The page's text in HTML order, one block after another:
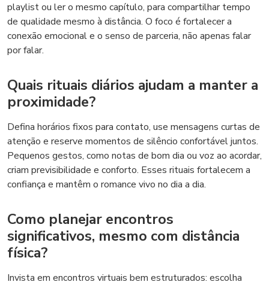
playlist ou ler o mesmo capítulo, para compartilhar tempo
de qualidade mesmo à distância. O foco é fortalecer a
conexão emocional e o senso de parceria, não apenas falar
por falar.
Quais rituais diários ajudam a manter a
proximidade?
Defina horários fixos para contato, use mensagens curtas de
atenção e reserve momentos de silêncio confortável juntos.
Pequenos gestos, como notas de bom dia ou voz ao acordar,
criam previsibilidade e conforto. Esses rituais fortalecem a
confiança e mantêm o romance vivo no dia a dia.
Como planejar encontros
significativos, mesmo com distância
física?
Invista em encontros virtuais bem estruturados: escolha